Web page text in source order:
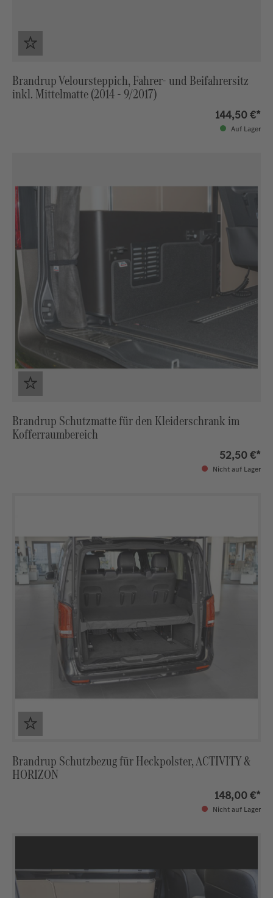
Brandrup Veloursteppich, Fahrer- und Beifahrersitz
inkl. Mittelmatte (2014 - 9/2017)
144,50 €*
Auf Lager
Brandrup Schutzmatte für den Kleiderschrank im
Kofferraumbereich
52,50 €*
Nicht auf Lager
Brandrup Schutzbezug für Heckpolster, ACTIVITY &
HORIZON
148,00 €*
Nicht auf Lager